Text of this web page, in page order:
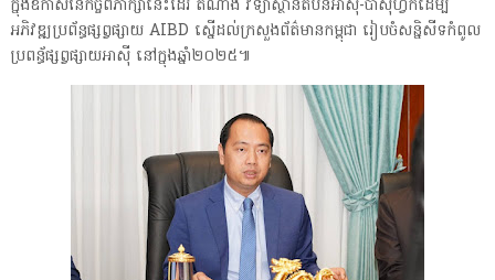
ក្នុងឱកាសនៃកិច្ចពិភាក្សានេះដែរ តំណាង វិទ្យាស្ថានតំបន់អាស៊ី-ប៉ាស៊ីហ្វិកដើម្បី
អភិវឌ្ឍប្រព័ន្ធផ្សព្វផ្សាយ AIBD ស្នើដល់ក្រសួងព័ត៌មានកម្ពុជា រៀបចំសន្និសីទកំពូល
ប្រពន្ធ័ផ្សព្វផ្សាយអាសុី នៅក្នុងឆ្នាំ២០២៥៕